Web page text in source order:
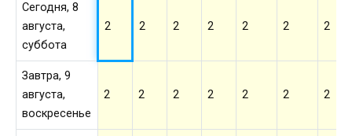
Сегодня, 8
августа,
суббота
2 2 2 2 2 2 2
Завтра, 9
августа,
воскресенье
2 2 2 2 2 2 2